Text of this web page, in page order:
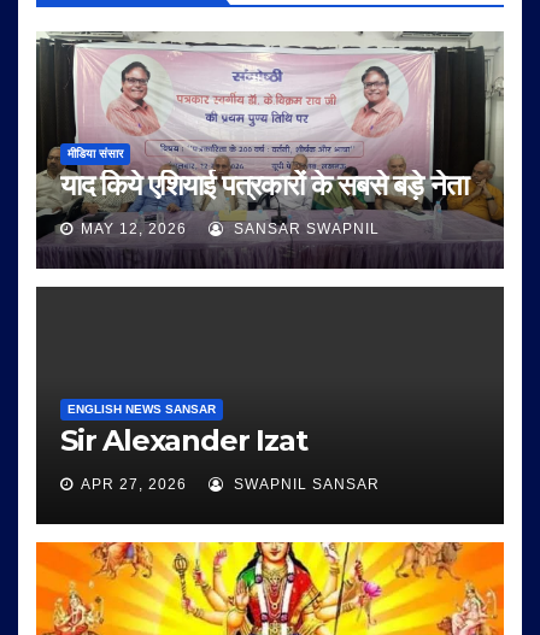
मीडिया संसार
याद किये एशियाई पत्रकारों के सबसे बड़े नेता
MAY 12, 2026 SANSAR SWAPNIL
ENGLISH NEWS SANSAR
Sir Alexander Izat
APR 27, 2026 SWAPNIL SANSAR